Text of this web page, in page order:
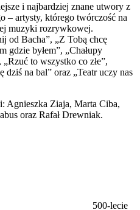
i najbardziej znane utwory z
– artysty, którego twórczość na
muzyki rozrywkowej.
od Bacha”, „Z Tobą chcę
gdzie byłem”, „Chałupy
to wszystko co złe”,
na bal” oraz „Teatr uczy nas
Agnieszka Ziaja, Marta Ciba,
oraz Rafał Drewniak.
500-lecie